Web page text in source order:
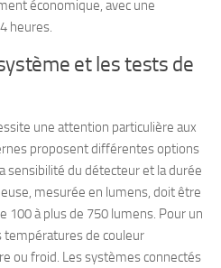
économique, avec une
heures.
et les tests de
une attention particulière aux
proposent différentes options
sensibilité du détecteur et la durée
mesurée en lumens, doit être
100 à plus de 750 lumens. Pour un
températures de couleur
ou froid. Les systèmes connectés